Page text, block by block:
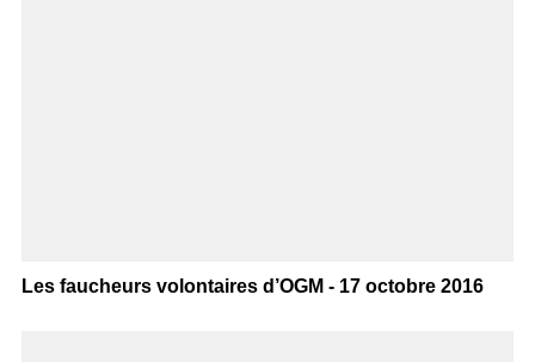
Les faucheurs volontaires d’OGM - 17 octobre 2016